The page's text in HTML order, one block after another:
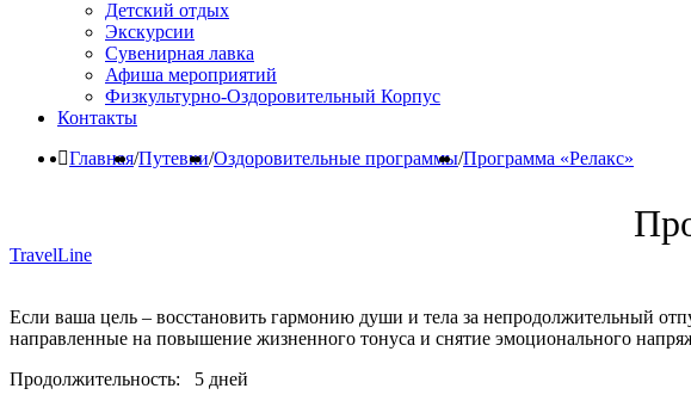
Детский отдых
Экскурсии
Сувенирная лавка
Афиша мероприятий
Физкультурно-Оздоровительный Корпус
Контакты
Главная/Путевки/Оздоровительные программы/Программа «Релакс»
TravelLine
Если ваша цель – восстановить гармонию души и тела за непродолжительный
направленные на повышение жизненного тонуса и снятие эмоционального
Продолжительность:
5 дней